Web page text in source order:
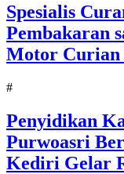
Spesialis
Pembakaran
Motor Curian
#
Penyidikan
Purwoasri
Kediri Gelar